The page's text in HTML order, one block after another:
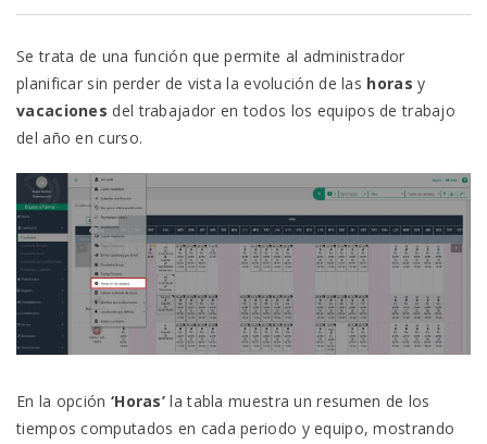
Se trata de una función que permite al administrador
planificar sin perder de vista la evolución de las horas y
vacaciones del trabajador en todos los equipos de trabajo
del año en curso.
En la opción ‘Horas’ la tabla muestra un resumen de los
tiempos computados en cada periodo y equipo, mostrando